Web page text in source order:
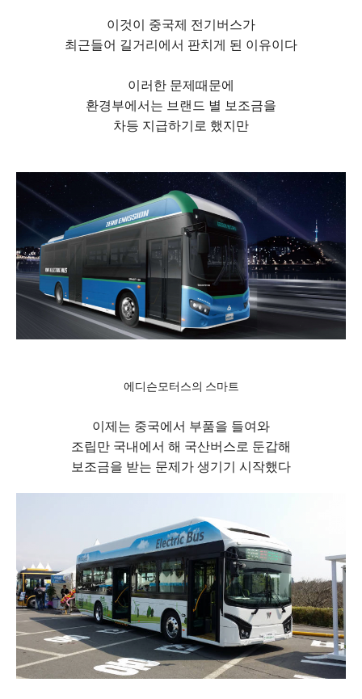
이것이 중국제 전기버스가
최근들어 길거리에서 판치게 된 이유이다
이러한 문제때문에
환경부에서는 브랜드 별 보조금을
차등 지급하기로 했지만
에디슨모터스의 스마트
이제는 중국에서 부품을 들여와
조립만 국내에서 해 국산버스로 둔갑해
보조금을 받는 문제가 생기기 시작했다